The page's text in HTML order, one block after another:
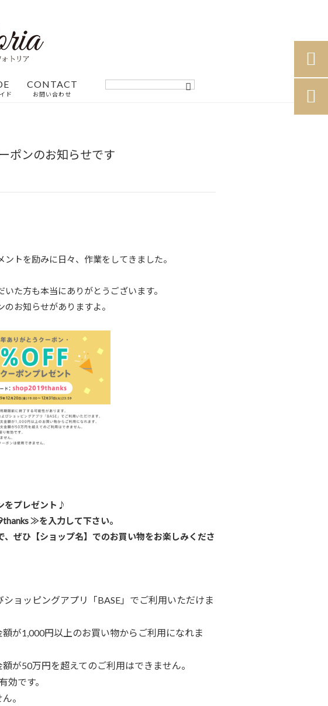
ド
CONTACT
お問い合わせ
ポンのお知らせです
トを励みに日々、作業をしてきました。
た方も本当にありがとうございます。
お知らせがありますよ。
をプレゼント♪
≫を入力して下さい。
ぜひ【ショップ名】でのお買い物をお楽しみくださ
ョッピングアプリ「BASE」でご利用いただけま
が1,000円以上のお買い物からご利用になれま
が50万円を超えてのご利用はできません。
効です。
。

